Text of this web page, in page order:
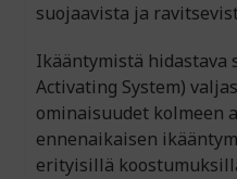
suojaavista ja
Ikääntymistä hidastava
Activating System)
ominaisuudet kolmeen
ennenaikaisen
erityisillä